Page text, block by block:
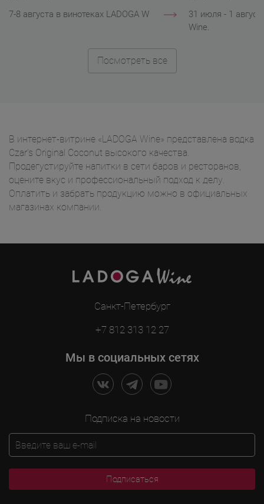
7-8 августа в винотеках LADOGA Wine.
31 июля - 1
Wine.
Посмотреть все
В интернет-витрине «LADOGA Wine» представлена водка
Czar's Original Coconut высокого качества.
Продегустируйте напитки в сети баров и ресторанов,
оцените вкус и профессиональный подход к делу.
Оплатить и забрать продукцию можно в официальных
магазинах компании.
Санкт-Петербург
+7 812 313 12 27
Мы в социальных сетях
Подписка на новости
Подписаться